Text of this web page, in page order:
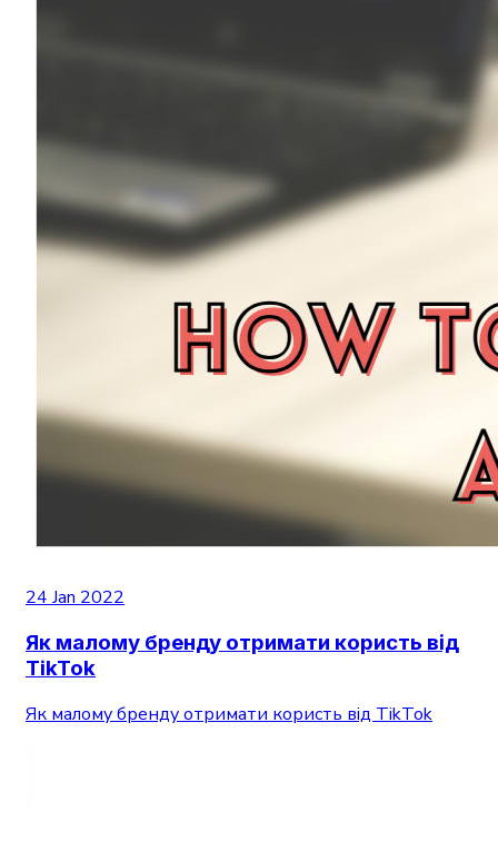
24 Jan 2022
Як малому бренду отримати користь від
TikTok
Як малому бренду отримати користь від TikTok